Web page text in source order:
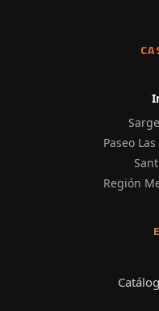
Paseo
Región